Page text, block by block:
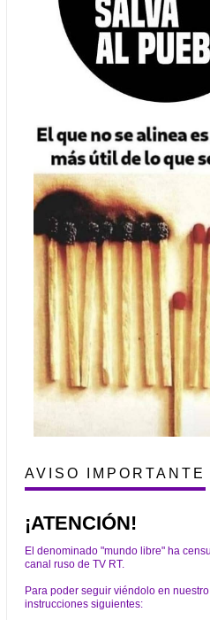
AVISO IMPORTANTE
¡ATENCIÓN!
El denominado "mundo libre" ha
canal ruso de TV RT.
Para poder seguir viéndolo en
instrucciones siguientes: